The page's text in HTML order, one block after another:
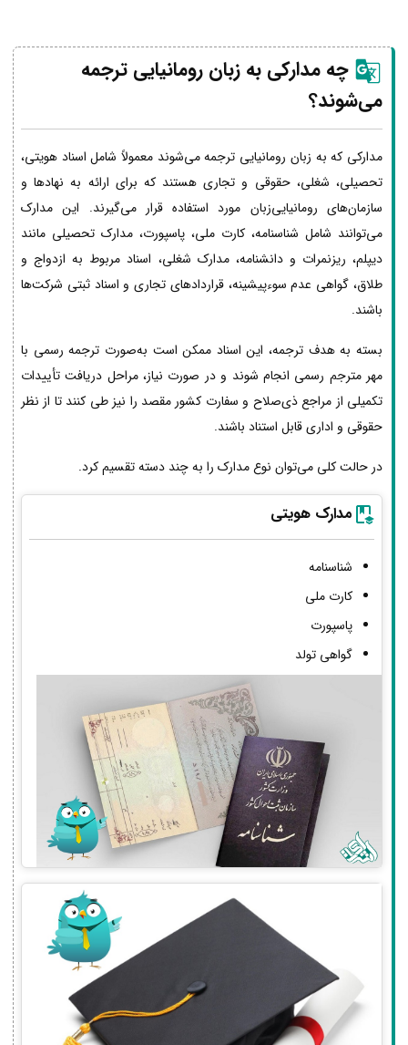
چه مدارکی به زبان رومانیایی ترجمه
می‌شوند؟
مدارکی که به زبان رومانیایی ترجمه می‌شوند معمولاً شامل اسناد هویتی،
تحصیلی، شغلی، حقوقی و تجاری هستند که برای ارائه به نهادها و
سازمان‌های رومانیایی‌زبان مورد استفاده قرار می‌گیرند. این مدارک
می‌توانند شامل شناسنامه، کارت ملی، پاسپورت، مدارک تحصیلی مانند
دیپلم، ریزنمرات و دانشنامه، مدارک شغلی، اسناد مربوط به ازدواج و
طلاق، گواهی عدم سوءپیشینه، قراردادهای تجاری و اسناد ثبتی شرکت‌ها
باشند.
بسته به هدف ترجمه، این اسناد ممکن است به‌صورت ترجمه رسمی با
مهر مترجم رسمی انجام شوند و در صورت نیاز، مراحل دریافت تأییدات
تکمیلی از مراجع ذی‌صلاح و سفارت کشور مقصد را نیز طی کنند تا از نظر
حقوقی و اداری قابل استناد باشند.
در حالت کلی می‌توان نوع مدارک را به چند دسته تقسیم کرد.
مدارک هویتی
شناسنامه
کارت ملی
پاسپورت
گواهی تولد